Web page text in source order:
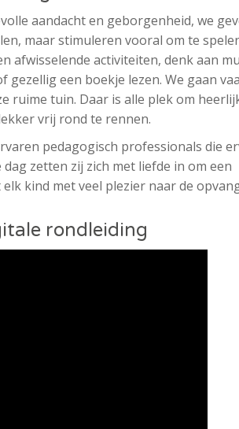
aandacht en geborgenheid, we
maar stimuleren vooral om te
afwisselende activiteiten, denk aan
een boekje lezen. We gaan
ruime tuin. Daar is alle plek om
vrij rond te rennen.
pedagogisch professionals die
zetten zij zich met liefde in om een
kind met veel plezier naar de
rondleiding